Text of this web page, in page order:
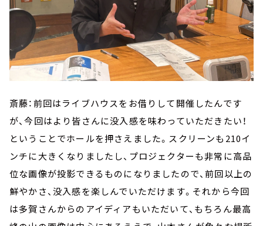
斎藤：前回はライブハウスをお借りして開催したんです
が、今回はより皆さんに没入感を味わっていただきたい！
ということでホールを押さえました。スクリーンも210イ
ンチに大きくなりましたし、プロジェクターも非常に高品
位な画像が投影できるものになりましたので、前回以上の
鮮やかさ、没入感を楽しんでいただけます。それから今回
は多賀さんからのアイディアもいただいて、もちろん最高